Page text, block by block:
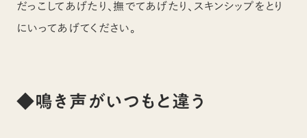
だっこしてあげたり、撫でてあげたり、スキンシップをとり
にいってあげてください。
◆鳴き声がいつもと違う